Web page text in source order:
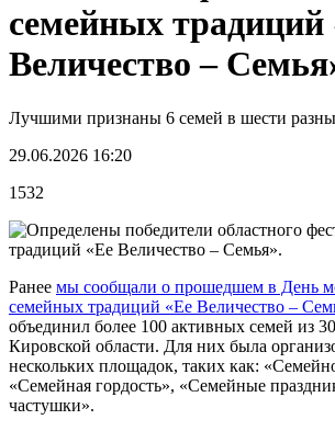
семейных традиций
Величество –
Лучшими признаны 6 семей в шести
29.06.2026 16:20
1532
Ранее мы сообщали о прошедшем в День
семейных традиций «Ее Величество –
объединил более 100 активных семей из
Кировской области. Для них была
нескольких площадок, таких как:
«Семейная гордость», «Семейные
частушки».